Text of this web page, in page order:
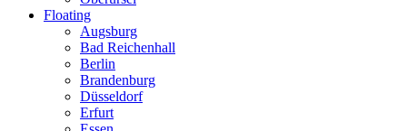
Floating
Augsburg
Bad Reichenhall
Berlin
Brandenburg
Düsseldorf
Erfurt